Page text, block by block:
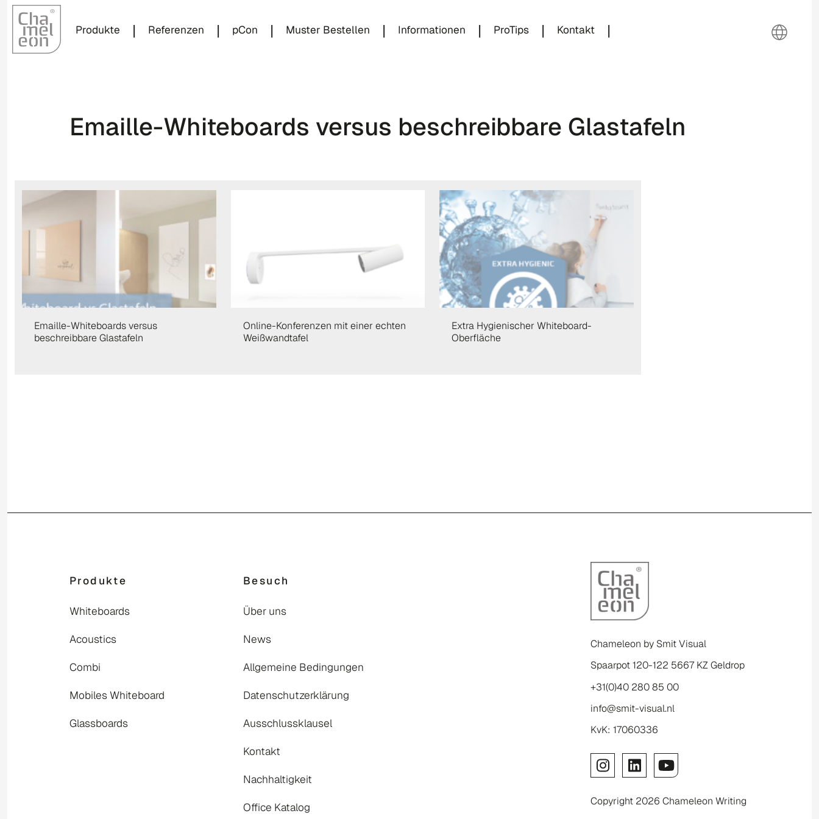
Produkte | Referenzen | pCon | Muster Bestellen | Informationen | ProTips | Kontakt |
Emaille-Whiteboards versus beschreibbare Glastafeln
Emaille-Whiteboards versus
beschreibbare Glastafeln
Online-Konferenzen mit einer echten
Weißwandtafel
Extra Hygienischer Whiteboard-
Oberfläche
Produkte
Whiteboards
Acoustics
Combi
Mobiles Whiteboard
Glassboards
Besuch
Über uns
News
Allgemeine Bedingungen
Datenschutzerklärung
Ausschlussklausel
Kontakt
Nachhaltigkeit
Office Katalog
Chameleon by Smit Visual
Spaarpot 120-122 5667 KZ Geldrop
+31(0)40 280 85 00
info@smit-visual.nl
KvK: 17060336
Copyright 2026 Chameleon Writing